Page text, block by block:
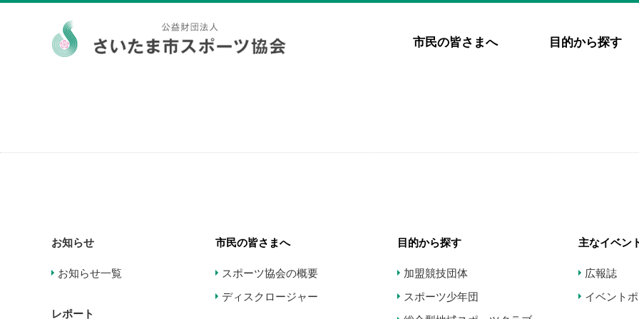
市民の皆さまへ 目的から探す
お知らせ
お知らせ一覧
レポート
市民の皆さまへ
スポーツ協会の概要
ディスクロージャー
目的から探す
加盟競技団体
スポーツ少年団
主なイベン
広報誌
イベント